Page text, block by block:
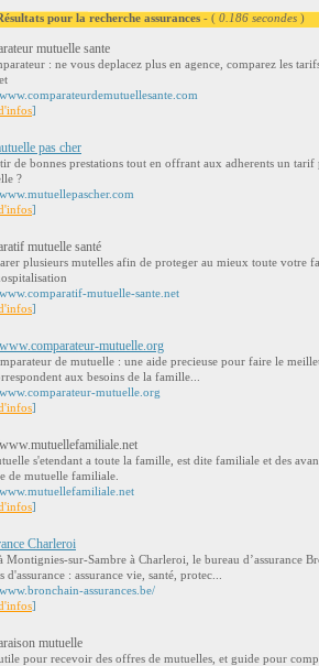
pour la recherche assurances - ( 0.186 secondes )
mutuelle sante
: ne vous deplacez plus en agence, comparez les
]
pas cher
de bonnes prestations tout en offrant aux adherents un
?
]
mutuelle santé
plusieurs mutelles afin de proteger au mieux toute votre
mutuelle-sante.net
]
mutuelle.org
de mutuelle : une aide precieuse pour faire le
aux besoins de la famille...
mutuelle.org
]
s'etendant a toute la famille, est dite familiale et des
de mutuelle familiale.
]
Charleroi
Montignies-sur-Sambre à Charleroi, le bureau d’assurance
d'assurance : assurance vie, santé, protec...
assurances.be/
]
mutuelle
pour recevoir des offres de mutuelles, et guide pour